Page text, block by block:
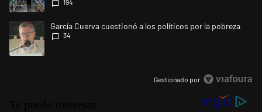
Un artículo de tendencia con el título "García Cuerva cuestionó a los
García Cuerva cuestionó a los políticos por la pobreza
34
Gestionado por